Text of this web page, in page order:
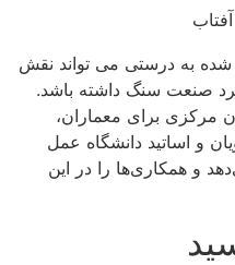
به درستی می تواند نقش
صنعت سنگ داشته باشد.
مرکزی برای معماران،
و اساتید دانشگاه عمل
و همکاری‌ها را در این